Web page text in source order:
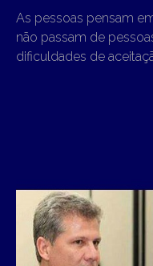
As pessoas pensam
não passam de
dificuldades de